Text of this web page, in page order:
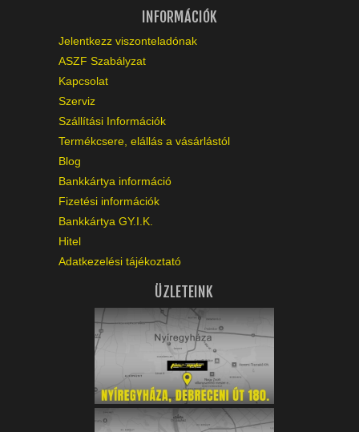
INFORMÁCIÓK
Jelentkezz viszonteladónak
ASZF Szabályzat
Kapcsolat
Szerviz
Szállítási Információk
Termékcsere, elállás a vásárlástól
Blog
Bankkártya információ
Fizetési információk
Bankkártya GY.I.K.
Hitel
Adatkezelési tájékoztató
ÜZLETEINK